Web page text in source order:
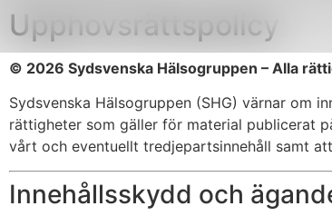
Upphovsrättspolicy
© 2026 Sydsvenska Hälsogruppen – Alla
Sydsvenska Hälsogruppen (SHG) värnar om
rättigheter som gäller för material publicerat
vårt och eventuellt tredjepartsinnehåll samt
Innehållsskydd och